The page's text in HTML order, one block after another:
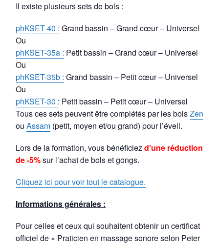
Il existe plusieurs sets de bols :
phKSET-40 : Grand bassin – Grand cœur – Universel
Ou
phKSET-35a : Petit bassin – Grand cœur – Universel
Ou
phKSET-35b : Grand bassin – Petit cœur – Universel
Ou
phKSET-30 : Petit bassin – Petit cœur – Universel
Tous ces sets peuvent être complétés par les bolsZen
ou Assam (petit, moyen et/ou grand) pour l’éveil.
Lors de la formation, vous bénéficiezd’une réduction
de -5%sur l’achat de bols et gongs.
Cliquez ici pour voir tout le catalogue.
Informations générales :
Pour celles et ceux qui souhaitent obtenir un certificat
officiel de « Praticien en massage sonore selon Peter